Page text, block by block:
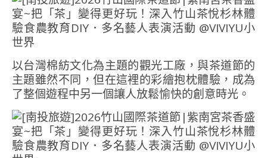
以台灣棉紡文化為主題的觀光工廠，與茶道節的
主題雖然不同，但在這裡的彩繪抱枕體驗，成為
了整個遊程中另一個讓人放鬆愉快的創意時光。